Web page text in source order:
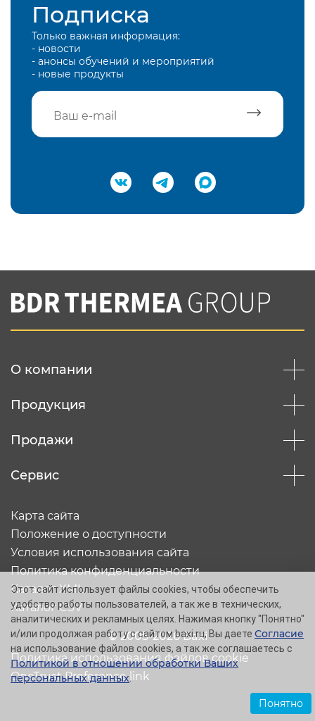
Подписка
Только важная информация:
- новости
- анонсы обучений и мероприятий
- новые продукты
Подтвердить e-mail
Вы соглашаетесь с нашей политикой
конфеденциальности
О компании
Продукция
Продажи
Сервис
© 2005-2026 Baxi
Карта сайта
Положение о доступности
Условия использования сайта
Политика конфиденциальности
Каталог XML
Каталог CSV
Политика использования файлов cookie
OneTrust Preference link
Этот сайт использует файлы cookies, чтобы обеспечить
удобство работы пользователей, а так же в технических,
аналитических и рекламных целях. Нажимая кнопку "Понятно"
и/или продолжая работу с сайтом baxi.ru, Вы даете Согласие
на использование файлов cookies, а так же соглашаетесь с
Политикой в отношении обработки Ваших
персональных данных.
Понятно